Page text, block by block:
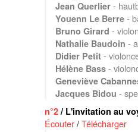
Jean Querlier -
Youenn Le Berre -
Bruno Girard - violon
Nathalie Baudoin -
Didier Petit -
Hélène Bass -
Geneviève
Jacques Bidou -
n°2 / L'invitation au
Écouter/Télécharger